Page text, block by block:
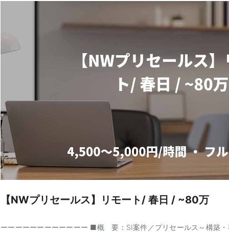
手順作成の経験 ・開発、テスト、本番反映までの一連の工程理解 ・
験 ・テスト状況や品質状況を把握し、リリース可否の整理ができる
巻き込みながら推進できる方 ・役割に固執せず、既存メンバーと
Webサービス、SaaS、ECサイト等でのリリース管理経験 ・ベンダー
調整、受入テスト支援の経験 ・リリース手順書、チェックリスト、障
ラ、バックエンド、フロントエンドを含むシステム全体の基本理解
の切り分け、ロールバック判断の経験 ■人 数：1名 ■時 期：2026
ート 必要時出社あり 東陽町または飯田橋 ■予 算：〜90
200 ■面 談：2回 ■備 考： ・当社増員枠 ・実装担当というより、
進できる方を想定
【NWプリセールス】リモート/ 春日 / ~80万
ーーーーーーーーーーーー ■概 要：SI案件／プリセールス～構築